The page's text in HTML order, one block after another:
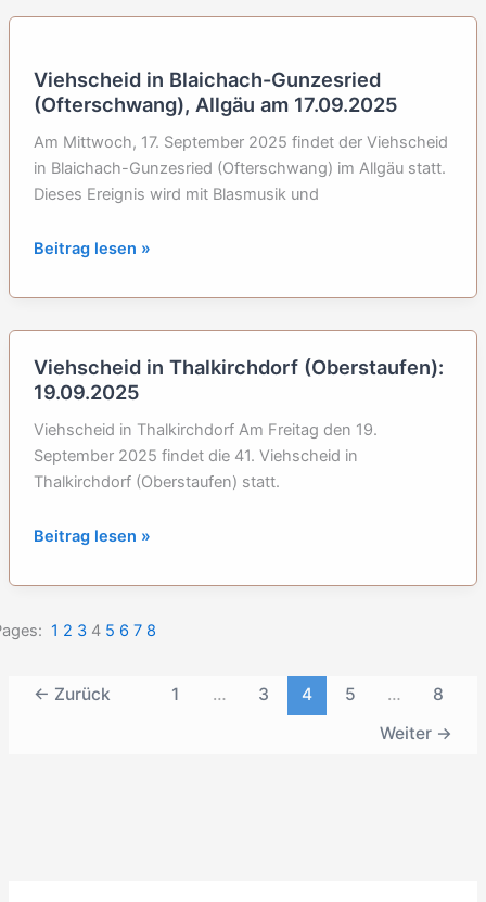
im
27.09.2025
Viehscheid in Blaichach-Gunzesried
(Ofterschwang), Allgäu am 17.09.2025
Am Mittwoch, 17. September 2025 findet der Viehscheid
in Blaichach-Gunzesried (Ofterschwang) im Allgäu statt.
Dieses Ereignis wird mit Blasmusik und
Viehscheid
Blaichach-
Gunzesried
Allgäu
am
17.09.2025
Beitrag lesen »
Viehscheid in Thalkirchdorf (Oberstaufen):
19.09.2025
Viehscheid in Thalkirchdorf Am Freitag den 19.
September 2025 findet die 41. Viehscheid in
Thalkirchdorf (Oberstaufen) statt.
Viehscheid
Thalkirchdorf
19.09.2025
Beitrag lesen »
1 2 3 4 5 67 8
← Zurück 1 … 3 4 5 …
8
Weiter →